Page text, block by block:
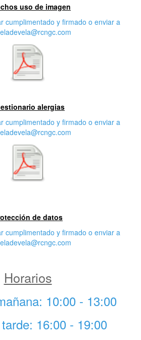
uso de imagen
cumplimentado y firmado o enviar a
alergias
cumplimentado y firmado o enviar a
de datos
cumplimentado y firmado o enviar a
Horarios
10:00 - 13:00
16:00 - 19:00